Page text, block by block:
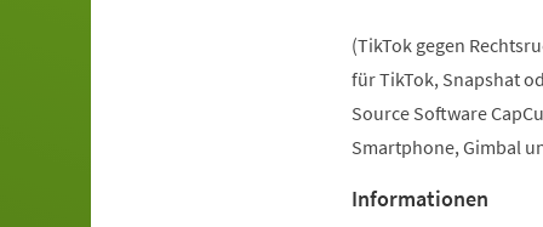
(TikTok gegen
für TikTok, Snapshat
Source Software
Smartphone, Gimbal
Informationen